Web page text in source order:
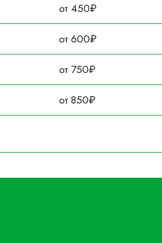
от 450₽
от 600₽
от 750₽
от 850₽